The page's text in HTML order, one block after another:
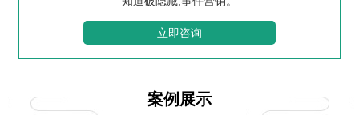
立即咨询
案例展示